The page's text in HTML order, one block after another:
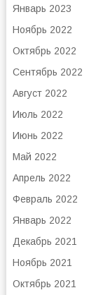
Январь 2023
Ноябрь 2022
Октябрь 2022
Сентябрь 2022
Август 2022
Июль 2022
Июнь 2022
Май 2022
Апрель 2022
Февраль 2022
Январь 2022
Декабрь 2021
Ноябрь 2021
Октябрь 2021